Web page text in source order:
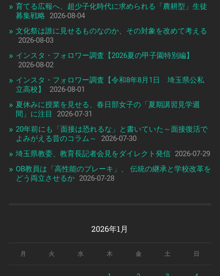
育てる広報へ、超少子化時代に求められる「農耕型」生徒
募集戦略
2026-08-04
文化祭は誰に見せるものなのか、その対象を改めて考える
2026-08-03
インスタ・フォロワー調査【2026夏の甲子園特別編】
2026-08-02
インスタ・フォロワー調査【令和8年8月1日 埼玉県公私
立高校】
2026-08-01
夏休みに授業を見せる、春日部女子の「夏期講習見学週
間」に注目
2026-07-31
20年前にも「面接は恐れるな」と書いていた～面接復活で
よみがえる昔のコラム～
2026-07-30
埼玉県教委、教育長記者会見をダイレクト発信 2026-07-29
OB教員は「高性能のブレーキ」、 伝統の継承と学校改革を
どう両立させるか 2026-07-28
2026年1月
月 火 水 木 金 土 日